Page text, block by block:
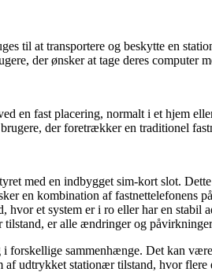
til at transportere og beskytte en
der ønsker at tage deres computer
en fast placering, normalt i et hjem
der foretrækker en traditionel
med en indbygget sim-kort slot.
en kombination af fastnettelefonens
hvor et system er i ro eller har en
er alle ændringer og
sammenhænge. Det kan
udtrykket stationær tilstand, hvor